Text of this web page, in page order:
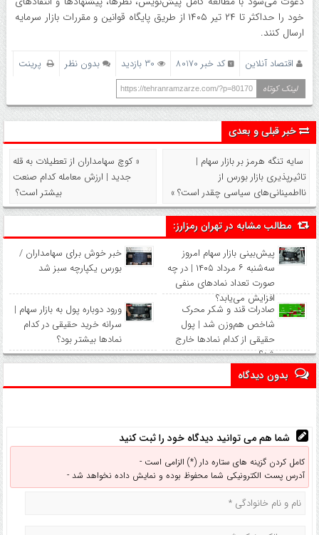
خود را حداکثر تا ۲۴ تیر ۱۴۰۵ از طریق پایگاه قوانین و مقررات بازار سرمایه
ارسال کنند.
اقتصاد آنلاین کد خبر 80170 30 بازدید بدون نظر پرینت
لینک کوتاه https://tehranramzarze.com/?p=80170
خبر قبلی و بعدی
سایه تنگه هرمز بر بازار سهام |
تاثیرپذیری بازار بورس از
نااطمینانی‌های سیاسی چقدر است؟ »
« کوچ سهامداران از تعطیلات به قله‌
جدید | ارزش معامله کدام صنعت
بیشتر است؟
مطالب مشابه در تهران رمزارز:
پیش‌بینی بازار سهام امروز
سه‌شنبه ۶ مرداد ۱۴۰۵ | در چه
صورت تعداد نماد‌های منفی
افزایش می‌یابد؟
خبر خوش برای سهامداران /
بورس یکپارچه سبز شد
صادرات قند و شکر محرک
شاخص هم‌وزن شد | پول
حقیقی از کدام نماد‌ها خارج
شد؟
ورود دوباره پول به بازار سهام |
سرانه خرید حقیقی در کدام
نماد‌ها بیشتر بود؟
بدون دیدگاه
شما هم می توانید دیدگاه خود را ثبت کنید
کامل کردن گزینه های ستاره دار (*) الزامی است -
آدرس پست الکترونیکی شما محفوظ بوده و نمایش داده نخواهد شد -